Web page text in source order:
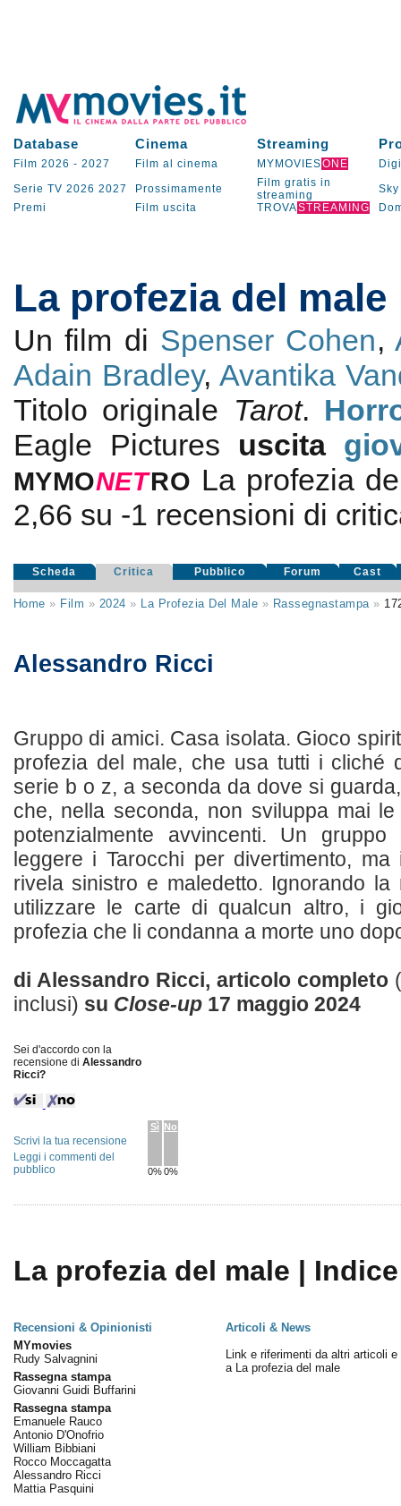
Database Cinema Streaming
Film 2026 - 2027 Film al cinema MYMOVIESONE
Serie TV 2026 2027 Prossimamente
Film gratis in
streaming
Sky
Premi
Film uscita TROVASTREAMING
La profezia del male
Un film di Spenser Cohen,
Adain Bradley,Avantika
Titolo originale Tarot.
Eagle Pictures uscita
MYMONETRO La profezia
2,66 su -1 recensioni di
Scheda Critica Pubblico Forum Cast
Home » Film » 2024 » La Profezia Del Male » Rassegnastampa»
Alessandro Ricci
Gruppo di amici. Casa isolata. Gioco
profezia del male, che usa tutti i cliché
serie b o z, a seconda da dove si
che, nella seconda, non sviluppa mai
potenzialmente avvincenti. Un
leggere i Tarocchi per divertimento,
rivela sinistro e maledetto. Ignorando
utilizzare le carte di qualcun altro, i
profezia che li condanna a morte uno
di Alessandro Ricci, articolo completo
inclusi) su Close-up17 maggio 2024
Sei d'accordo con la
recensione di Alessandro
Ricci?
Sì
0%
No
0%
Scrivi la tua recensione
Leggi i commenti del
pubblico
La profezia del male | Indice
Recensioni & Opinionisti
Articoli & News
MYmovies
Rudy Salvagnini
Rassegna stampa
Giovanni Guidi Buffarini
Rassegna stampa
Emanuele Rauco
Antonio D'Onofrio
William Bibbiani
Rocco Moccagatta
Alessandro Ricci
Mattia Pasquini
Link e riferimenti da altri articoli e
a La profezia del male